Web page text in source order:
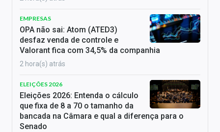
EMPRESAS
OPA não sai: Atom (ATED3)
desfaz venda de controle e
Valorant fica com 34,5% da companhia
2 hora(s) atrás
ELEIÇÕES 2026
Eleições 2026: Entenda o cálculo
que fixa de 8 a 70 o tamanho da
bancada na Câmara e qual a diferença para o
Senado